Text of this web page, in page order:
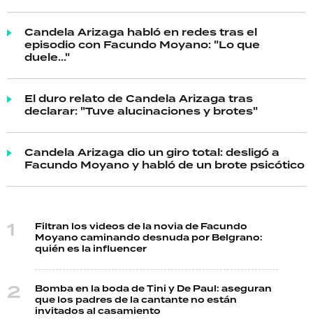
Candela Arizaga habló en redes tras el
episodio con Facundo Moyano: "Lo que
duele..."
El duro relato de Candela Arizaga tras
declarar: "Tuve alucinaciones y brotes"
Candela Arizaga dio un giro total: desligó a
Facundo Moyano y habló de un brote psicótico
Filtran los videos de la novia de Facundo
Moyano caminando desnuda por Belgrano:
quién es la influencer
Bomba en la boda de Tini y De Paul: aseguran
que los padres de la cantante no están
invitados al casamiento